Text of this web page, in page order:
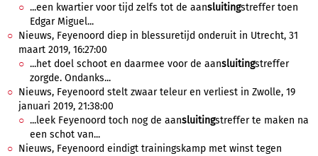
...een kwartier voor tijd zelfs tot de aansluitingstreffer toen
Edgar Miguel...
Nieuws, Feyenoord diep in blessuretijd onderuit in Utrecht, 31
maart 2019, 16:27:00
...het doel schoot en daarmee voor de aansluitingstreffer
zorgde. Ondanks...
Nieuws, Feyenoord stelt zwaar teleur en verliest in Zwolle, 19
januari 2019, 21:38:00
...leek Feyenoord toch nog de aansluitingstreffer te maken na
een schot van...
Nieuws, Feyenoord eindigt trainingskamp met winst tegen